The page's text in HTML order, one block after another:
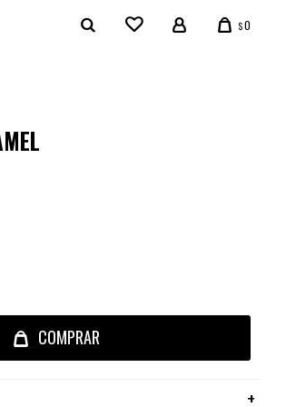
$0
COMPRAR